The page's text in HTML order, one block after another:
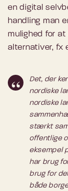
en digital
handling man
mulighed for at
alternativer, fx
Det, der
nordiske
nordiske
stærkt
offentlige
eksempel
har brug
brug for
både